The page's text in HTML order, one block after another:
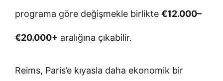
programa göre değişmekle birlikte €12.000–
€20.000+ aralığına çıkabilir.
Reims, Paris’e kıyasla daha ekonomik bir